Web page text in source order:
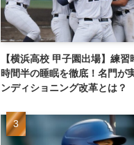
【横浜高校 甲子園出場】練
時間半の睡眠を徹底！名門が
ンディショニング改革とは？